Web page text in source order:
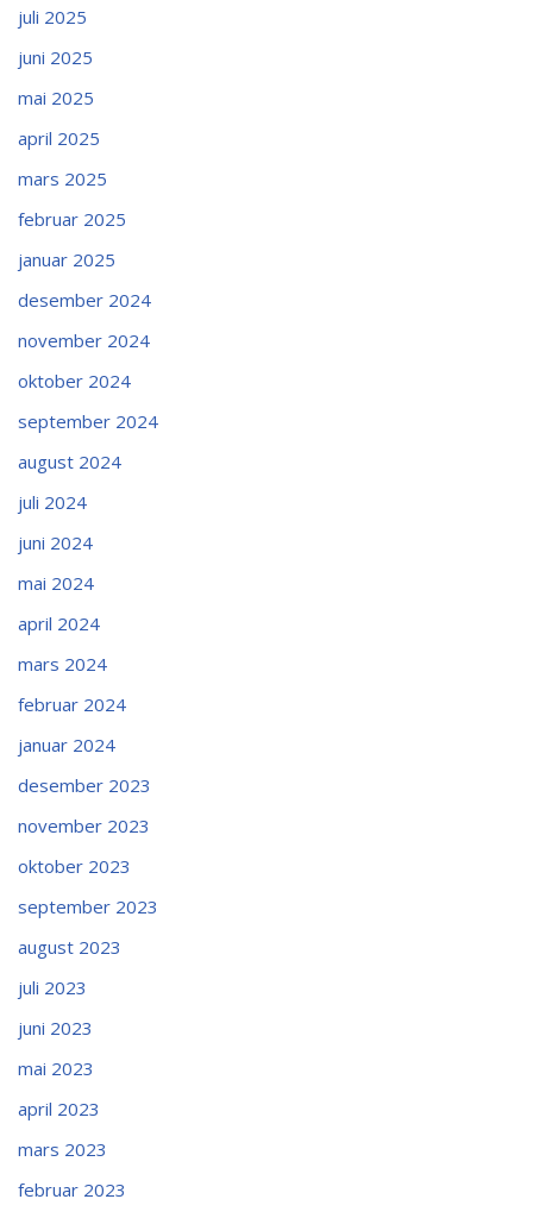
juli 2025
juni 2025
mai 2025
april 2025
mars 2025
februar 2025
januar 2025
desember 2024
november 2024
oktober 2024
september 2024
august 2024
juli 2024
juni 2024
mai 2024
april 2024
mars 2024
februar 2024
januar 2024
desember 2023
november 2023
oktober 2023
september 2023
august 2023
juli 2023
juni 2023
mai 2023
april 2023
mars 2023
februar 2023